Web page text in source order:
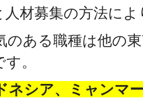
人材募集の方法に
のある職種は他の
。
ネシア、ミャンマ